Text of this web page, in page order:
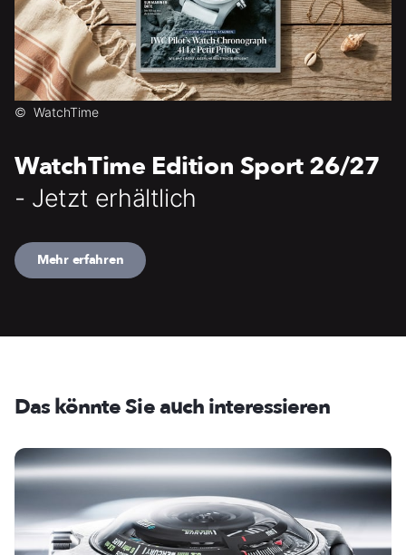
© WatchTime
WatchTime Edition Sport 26/27
- Jetzt erhältlich
Mehr erfahren
Das könnte Sie auch interessieren